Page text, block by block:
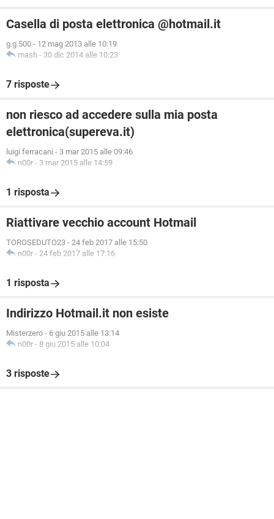
Casella di posta elettronica @hotmail.it
g.g.500 - 12 mag 2013 alle 10:19
mash - 30 dic 2014 alle 10:23
7 risposte
non riesco ad accedere sulla mia posta
elettronica(supereva.it)
luigi ferracani - 3 mar 2015 alle 09:46
n00r - 3 mar 2015 alle 14:59
1 risposta
Riattivare vecchio account Hotmail
TOROSEDUTO23 - 24 feb 2017 alle 15:50
n00r - 24 feb 2017 alle 17:16
1 risposta
Indirizzo Hotmail.it non esiste
Misterzero - 6 giu 2015 alle 13:14
n00r - 8 giu 2015 alle 10:04
3 risposte